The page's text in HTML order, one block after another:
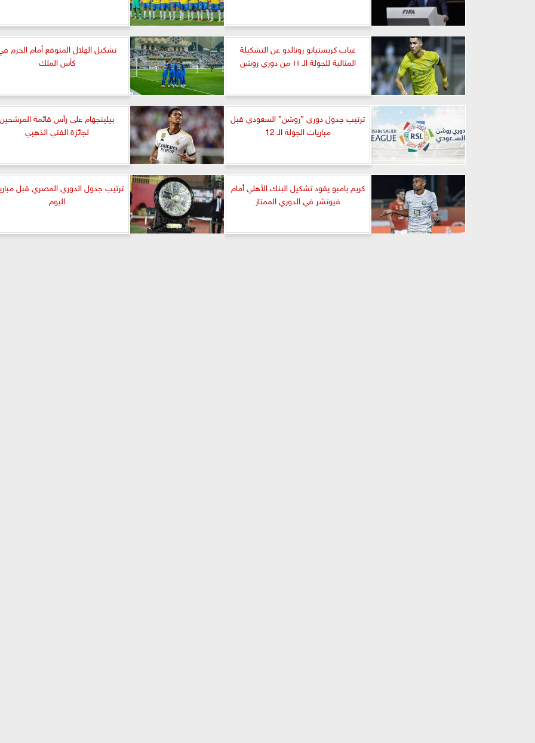
غياب كريستيانو رونالدو عن التشكيلة
المثالية للجولة الـ ١١ من دوري روشن
تشكيل الهلال المتوقع أمام الحزم
كأس الملك
ترتيب جدول دوري ”روشن” السعودي قبل
مباريات الجولة الـ 12
بيلينجهام على رأس قائمة المرشحين
لجائزة الفتي الذهبي
كريم بامبو يقود تشكيل البنك الأهلي أمام
فيوتشر في الدوري الممتاز
ترتيب جدول الدوري المصري قبل
اليوم